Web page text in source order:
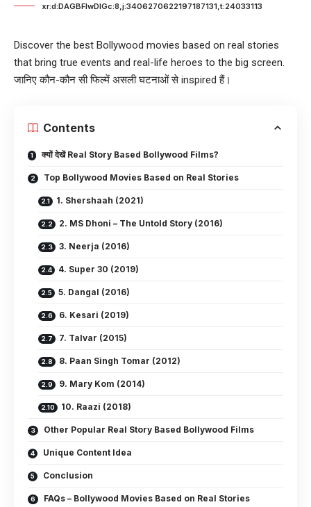
xr:d:DAGBFIwDlGc:8,j:3406270622197187131,t:24033113
Discover the best Bollywood movies based on real stories
that bring true events and real-life heroes to the big screen.
जानिए कौन-कौन सी फिल्में असली घटनाओं से inspired हैं।
Contents
क्यों देखें Real Story Based Bollywood Films?
Top Bollywood Movies Based on Real Stories
1. Shershaah (2021)
2. MS Dhoni – The Untold Story (2016)
3. Neerja (2016)
4. Super 30 (2019)
5. Dangal (2016)
6. Kesari (2019)
7. Talvar (2015)
8. Paan Singh Tomar (2012)
9. Mary Kom (2014)
10. Raazi (2018)
Other Popular Real Story Based Bollywood Films
Unique Content Idea
Conclusion
FAQs – Bollywood Movies Based on Real Stories